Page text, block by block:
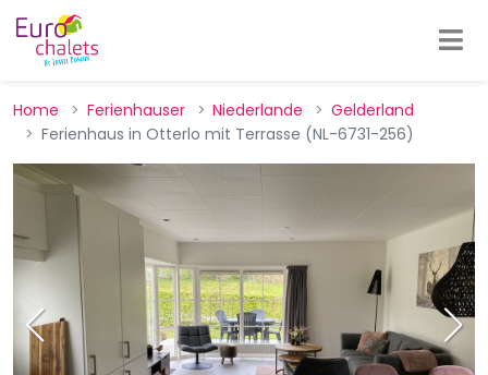
Home Ferienhauser Niederlande
Gelderland
Ferienhaus in Otterlo mit Terrasse (NL-6731-256)